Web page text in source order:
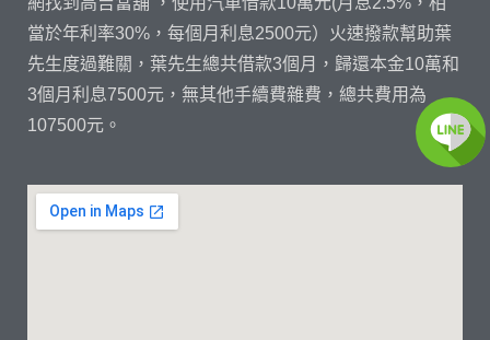
當於年利率30%，每個月利息2500元）火速撥款幫助葉
先生度過難關，葉先生總共借款3個月，歸還本金10萬和
3個月利息7500元，無其他手續費雜費，總共費用為
107500元。